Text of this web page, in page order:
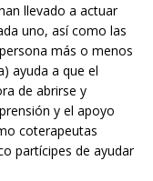
llevado a actuar
uno, así como las
más o menos
ayuda a que el
de abrirse y
y el apoyo
coterapeutas
partícipes de ayudar